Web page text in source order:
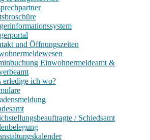
und Öffnungszeiten
Einwohnermeldeamt &
erledige ich wo?
/ Schiedsamt